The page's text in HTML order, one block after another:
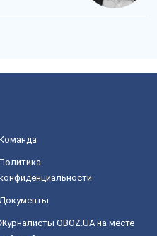
Журналисты OBOZ.UA на месте